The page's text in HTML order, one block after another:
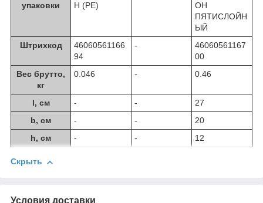
упаковки
Н (PE)
ОН
ПЯТИСЛОЙН
ЫЙ
Штрихкод
46060561166
94
-
46060561167
00
Вес брутто,
кг
0.046 - 0.46
l, см - -
27
b, см
- -
20
h, см
- - 12
Скрыть
Условия доставки